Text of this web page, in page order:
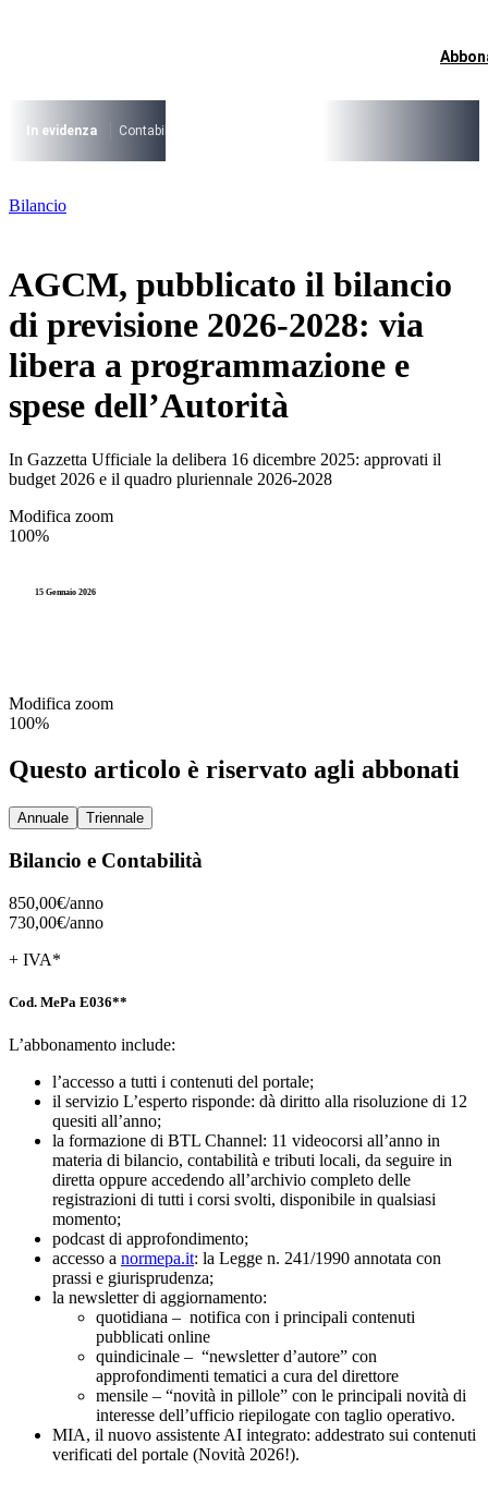
I più cercati
Lorem ipsum dolor sit amet consectetur
In evidenza Contabilità Accrual
Lorem ipsum dolor sit amet consectetur
Bilancio
AGCM, pubblicato il bilancio
di previsione 2026-2028: via
libera a programmazione e
spese dell’Autorità
In Gazzetta Ufficiale la delibera 16 dicembre 2025: approvati il
budget 2026 e il quadro pluriennale 2026-2028
Modifica zoom
100%
15 Gennaio 2026
Modifica zoom
100%
Questo articolo è riservato agli abbonati
Annuale Triennale
Bilancio e Contabilità
850,00€/anno
730,00€/anno
+ IVA*
Cod. MePa E036**
L’abbonamento include:
l’accesso a tutti i contenuti del portale;
il servizio L’esperto risponde: dà diritto alla risoluzione di 12
quesiti all’anno;
la formazione di BTL Channel: 11 videocorsi all’anno in
materia di bilancio, contabilità e tributi locali, da seguire in
diretta oppure accedendo all’archivio completo delle
registrazioni di tutti i corsi svolti, disponibile in qualsiasi
momento;
podcast di approfondimento;
accesso a normepa.it: la Legge n. 241/1990 annotata con
prassi e giurisprudenza;
la newsletter di aggiornamento:
quotidiana – notifica con i principali contenuti
pubblicati online
quindicinale – “newsletter d’autore” con
approfondimenti tematici a cura del direttore
mensile – “novità in pillole” con le principali novità di
interesse dell’ufficio riepilogate con taglio operativo.
MIA, il nuovo assistente AI integrato: addestrato sui contenuti
verificati del portale (Novità 2026!).